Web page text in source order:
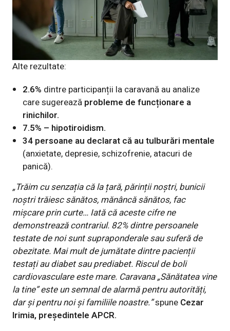
Alte rezultate:
2.6% dintre participanții la caravană au analize
care sugerează probleme de funcționare a
rinichilor.
7.5% – hipotiroidism.
34 persoane au declarat că au tulburări mentale
(anxietate, depresie, schizofrenie, atacuri de
panică).
„Trăim cu senzația că la țară, părinții noștri, bunicii
noștri trăiesc sănătos, mănâncă sănătos, fac
mișcare prin curte… Iată că aceste cifre ne
demonstrează contrariul. 82% dintre persoanele
testate de noi sunt supraponderale sau suferă de
obezitate. Mai mult de jumătate dintre pacienții
testați au diabet sau prediabet. Riscul de boli
cardiovasculare este mare. Caravana „Sănătatea vine
la tine” este un semnal de alarmă pentru autorități,
dar și pentru noi și familiile noastre.”spune Cezar
Irimia, președintele APCR.